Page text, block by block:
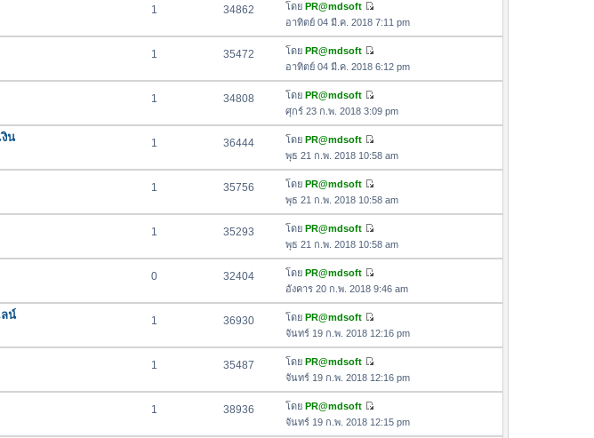
ม
ล่
สุ
ค
ว
ม
ล่
สุ
1 34862 โดย PR@mdsoft
ดู
ข้
ค
ว
ม
ล่
สุ
อาทิตย์ 04 มี.ค. 2018 7:11 pm
1 35472 โดย PR@mdsoft
ดู
ข้
ค
ว
ม
ล่
สุ
อาทิตย์ 04 มี.ค. 2018 6:12 pm
1 34808 โดย PR@mdsoft
ดู
ข้
ค
ว
ม
ล่
สุ
ศุกร์ 23 ก.พ. 2018 3:09 pm
น 1 36444 โดย PR@mdsoft
ดู
ข้
ค
ว
ม
ล่
สุ
พุธ 21 ก.พ. 2018 10:58 am
1 35756 โดย PR@mdsoft
ดู
ข้
ค
ว
ม
ล่
สุ
พุธ 21 ก.พ. 2018 10:58 am
1 35293 โดย PR@mdsoft
ดู
ข้
ค
ว
ม
ล่
สุ
พุธ 21 ก.พ. 2018 10:58 am
0 32404 โดย PR@mdsoft
ดู
ข้
ค
ว
ม
ล่
สุ
อังคาร 20 ก.พ. 2018 9:46 am
ลน์ 1 36930 โดย PR@mdsoft
ดู
ข้
ค
ว
ม
จันทร์ 19 ก.พ. 2018 12:16 pm
1 35487 โดย PR@mdsoft
ดู
ข้
ค
จันทร์ 19 ก.พ. 2018 12:16 pm
1 38936 โดย PR@mdsoft
ดู
ข้
จันทร์ 19 ก.พ. 2018 12:15 pm